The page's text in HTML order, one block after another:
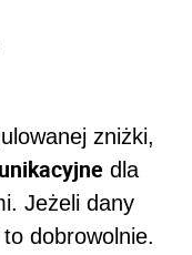
zniżki,
dla
Jeżeli dany
dobrowolnie.